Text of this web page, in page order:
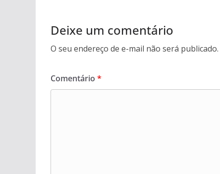
Deixe um comentário
O seu endereço de e-mail não será publicado.
Comentário *